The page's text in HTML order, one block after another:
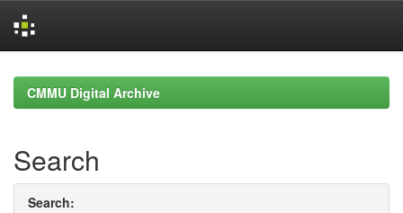
navigationCMMU Digital Archive
Search
Search: